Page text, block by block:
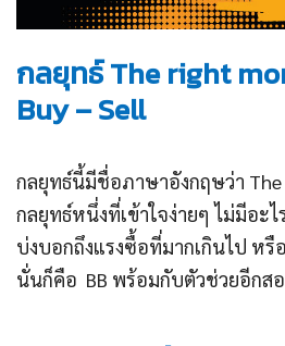
กลยุทธ์ The right
Buy – Sell
กลยุทธ์นี้มีชื่อภาษาอังกฤษว่า
กลยุทธ์หนึ่งที่เข้าใจง่ายๆ ไม่มีอ
บ่งบอกถึงแรงซื้อที่มากเกินไป หรื
นั่นก็คือ BB พร้อมกับตัวช่วยอีกสอ